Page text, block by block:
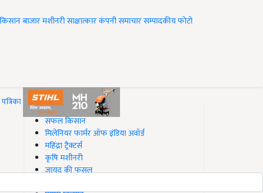
बाजारमशीनरीसाक्षात्कारकंपनी समाचारसम्पादकीयफोटो
#Top on Krishi Jagran
सफल किसान
मिलेनियर फार्मर ऑफ इंडिया अवॉर्ड
महिंद्रा ट्रैक्टर्स
कृषि मशीनरी
जायद की फसल